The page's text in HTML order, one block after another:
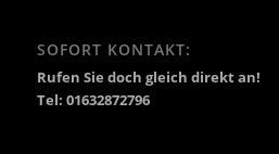
SOFORT KONTAKT:
Rufen Sie doch gleich direkt an!
Tel: 01632872796